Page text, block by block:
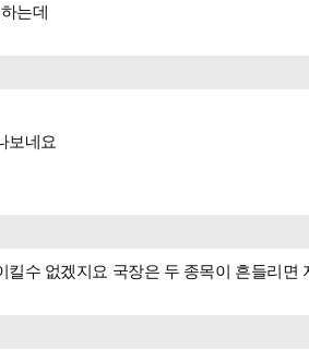
는데
보네요
킬수 없겠지요 국장은 두 종목이 흔들리면